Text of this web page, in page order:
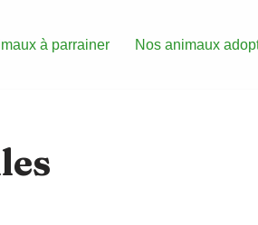
à parrainer Nos animaux